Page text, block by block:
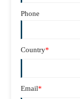
Phone
Country*
Email*